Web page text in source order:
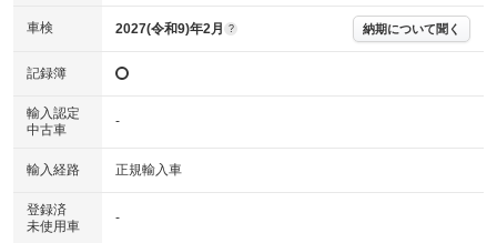
および表示項目が異なる場合がございます。
※グー鑑定の評価はあくまでも記載している鑑定日の鑑定結果となりま
車検 2027(令和9)年2月 ? 納期について聞く
記録簿
輸入認定
中古車
-
輸入経路 正規輸入車
登録済
未使用車
-